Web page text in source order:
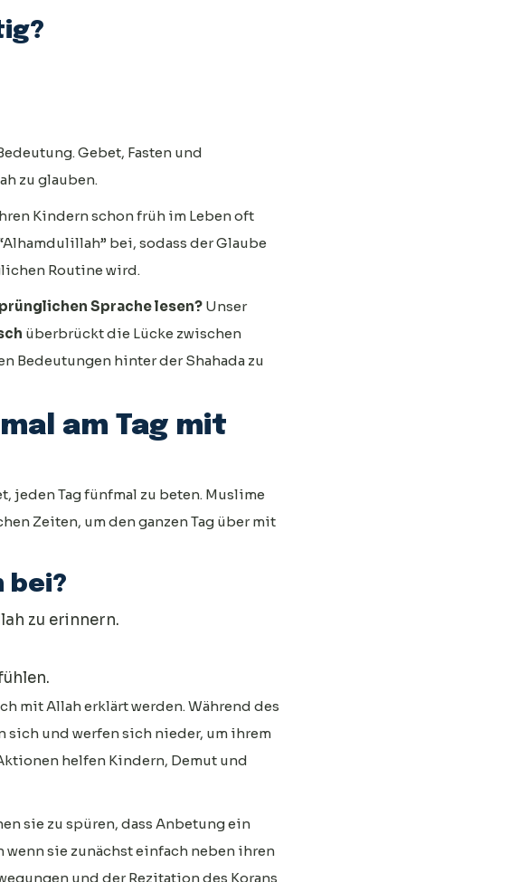
Gebet, Fasten und
zu glauben.
Kindern schon früh im Leben oft
bei, sodass der Glaube
Routine wird.
Sprache lesen? Unser
überbrückt die Lücke zwischen
Bedeutungen hinter der Shahada zu
am Tag mit
jeden Tag fünfmal zu beten. Muslime
Zeiten, um den ganzen Tag über mit
bei?
zu erinnern.
mit Allah erklärt werden. Während des
sich und werfen sich nieder, um ihrem
helfen Kindern, Demut und
sie zu spüren, dass Anbetung ein
sie zunächst einfach neben ihren
und der Rezitation des Korans